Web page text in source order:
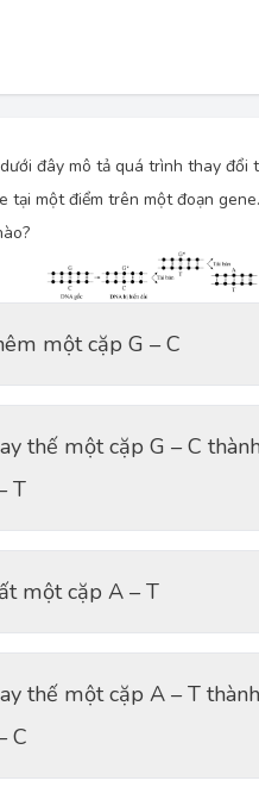
đây mô tả quá trình thay đổi
tại một điểm trên một đoạn
một cặp G – C
thế một cặp G – C
T
một cặp A – T
thế một cặp A – T
C